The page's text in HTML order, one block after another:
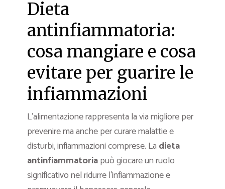
Dieta
antinfiammatoria:
cosa mangiare e cosa
evitare per guarire le
infiammazioni
L’alimentazione rappresenta la via migliore per
prevenire ma anche per curare malattie e
disturbi, infiammazioni comprese. La dieta
antinfiammatoriapuò giocare un ruolo
significativo nel ridurre l’infiammazione e